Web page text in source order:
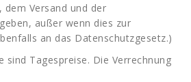
Versand und der
außer wenn dies zur
an das Datenschutzgesetz.)
Tagespreise. Die Verrechnung